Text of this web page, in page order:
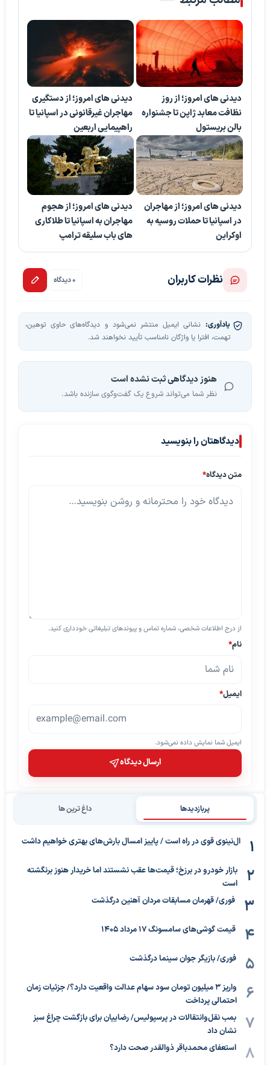
دیدنی های امروز؛ از روز
نظافت معابد ژاپن تا جشنواره
بالن بریستول
دیدنی های امروز؛ از دستگیری
مهاجران غیرقانونی در اسپانیا تا
راهپیمایی اربعین
دیدنی های امروز؛ از مهاجران
در اسپانیا تا حملات روسیه به
اوکراین
دیدنی های امروز؛ از هجوم
مهاجران به اسپانیا تا طلاکاری
های باب سلیقه ترامپ
نظرات کاربران 0 دیدگاه
یادآوری: نشانی ایمیل منتشر نمی‌شود و دیدگاه‌های حاوی توهین،
تهمت، افترا یا واژگان نامناسب تأیید نخواهند شد.
هنوز دیدگاهی ثبت نشده است
نظر شما می‌تواند شروع یک گفت‌وگوی سازنده باشد.
دیدگاهتان را بنویسید
متن دیدگاه*
از درج اطلاعات شخصی، شماره تماس و پیوندهای تبلیغاتی خودداری کنید.
نام*
ایمیل*
ایمیل شما نمایش داده نمی‌شود.
ارسال دیدگاه
پربازدیدها داغ ترین ها
ال‌نینوی قوی در راه است / پاییز امسال بارش‌های بهتری خواهیم داشت
بازار خودرو در برزخ؛ قیمت‌ها عقب نشستند اما خریدار هنوز برنگشته
است
فوری/ قهرمان مسابقات مردان آهنین درگذشت
قیمت گوشی‌های سامسونگ 17 مرداد 1405
فوری/ بازیگر جوان سینما درگذشت
واریز ۳ میلیون تومان سود سهام عدالت واقعیت دارد؟/ جزئیات زمان
احتمالی پرداخت
بمب نقل‌وانتقالات در پرسپولیس/ رضاییان برای بازگشت چراغ سبز
نشان داد
استعفای محمدباقر ذوالقدر صحت دارد؟